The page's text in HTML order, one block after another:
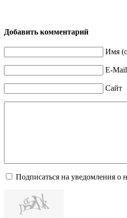
Добавить комментарий
Имя
E-Mail
Сайт
Подписаться на уведомления о